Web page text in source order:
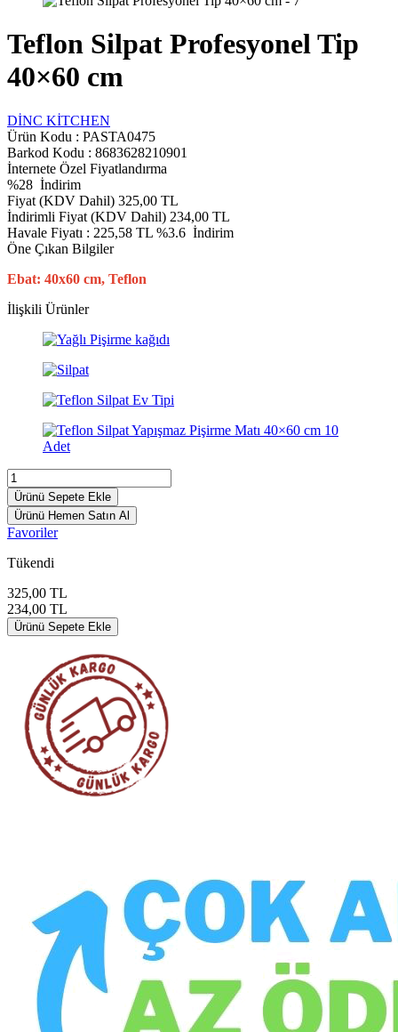
Teflon Silpat Profesyonel Tip
40×60 cm
DİNC KİTCHEN
Ürün Kodu : PASTA0475
Barkod Kodu : 8683628210901
İnternete Özel Fiyatlandırma
%28 İndirim
Fiyat (KDV Dahil) 325,00 TL
İndirimli Fiyat (KDV Dahil) 234,00 TL
Havale Fiyatı : 225,58 TL %3.6 İndirim
Öne Çıkan Bilgiler
Ebat: 40x60 cm, Teflon
İlişkili Ürünler
Ürünü Sepete Ekle
Ürünü Hemen Satın Al
Favoriler
Tükendi
325,00 TL
234,00 TL
Ürünü Sepete Ekle